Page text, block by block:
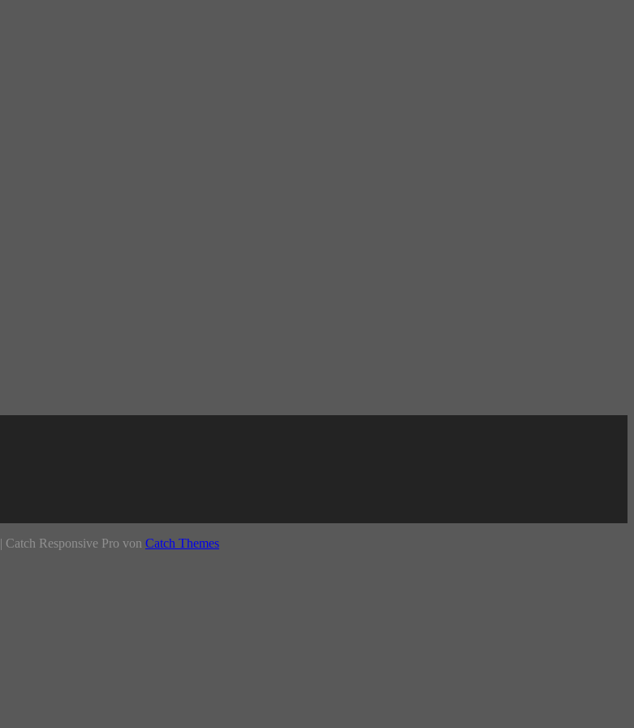
| Catch Responsive Pro von Catch Themes